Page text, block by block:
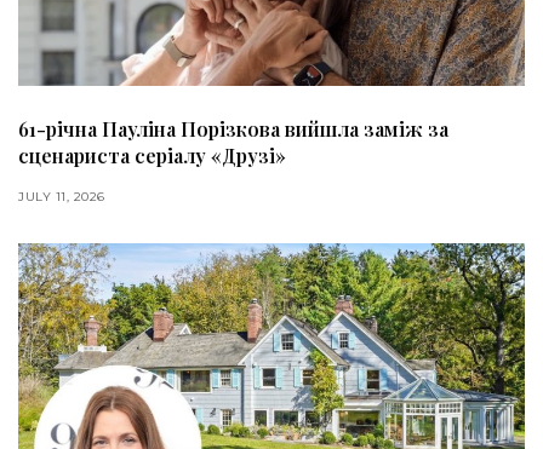
61-річна Пауліна Порізкова вийшла заміж за
сценариста серіалу «Друзі»
JULY 11, 2026